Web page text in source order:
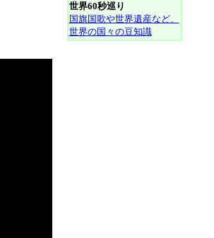
世界60秒巡り
国旗国歌や世界遺産など、
世界の国々の豆知識